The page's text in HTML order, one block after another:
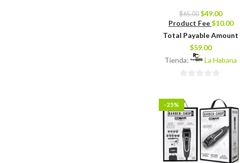
$65.00 $49.00
Product Fee$10.00
Total Payable Amount
$59.00
Tienda:
La Habana
-25%